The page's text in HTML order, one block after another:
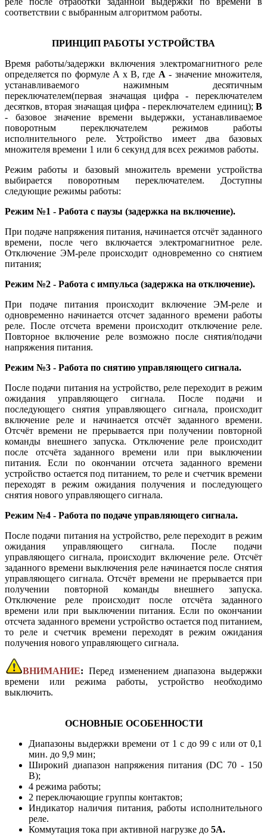
соответствии с выбранным алгоритмом работы.
ПРИНЦИП РАБОТЫ УСТРОЙСТВА
Время работы/задержки включения электромагнитного реле
определяется по формуле A x B, где А - значение множителя,
устанавливаемого нажимным десятичным
переключателем(первая значащая цифра - переключателем
десятков, вторая значащая цифра - переключателем единиц); В
- базовое значение времени выдержки, устанавливаемое
поворотным переключателем режимов работы
исполнительного реле. Устройство имеет два базовых
множителя времени 1 или 6 секунд для всех режимов работы.
Режим работы и базовый множитель времени устройства
выбирается поворотным переключателем. Доступны
следующие режимы работы:
Режим №1 - Работа с паузы (задержка на включение).
При подаче напряжения питания, начинается отсчёт заданного
времени, после чего включается электромагнитное реле.
Отключение ЭМ-реле происходит одновременно со снятием
питания;
Режим №2 - Работа с импульса (задержка на отключение).
При подаче питания происходит включение ЭМ-реле и
одновременно начинается отсчет заданного времени работы
реле. После отсчета времени происходит отключение реле.
Повторное включение реле возможно после снятия/подачи
напряжения питания.
Режим №3 - Работа по снятию управляющего сигнала.
После подачи питания на устройство, реле переходит в режим
ожидания управляющего сигнала. После подачи и
последующего снятия управляющего сигнала, происходит
включение реле и начинается отсчёт заданного времени.
Отсчёт времени не прерывается при получении повторной
команды внешнего запуска. Отключение реле происходит
после отсчёта заданного времени или при выключении
питания. Если по окончании отсчета заданного времени
устройство остается под питанием, то реле и счетчик времени
переходят в режим ожидания получения и последующего
снятия нового управляющего сигнала.
Режим №4 - Работа по подаче управляющего сигнала.
После подачи питания на устройство, реле переходит в режим
ожидания управляющего сигнала. После подачи
управляющего сигнала, происходит включение реле. Отсчёт
заданного времени выключения реле начинается после снятия
управляющего сигнала. Отсчёт времени не прерывается при
получении повторной команды внешнего запуска.
Отключение реле происходит после отсчёта заданного
времени или при выключении питания. Если по окончании
отсчета заданного времени устройство остается под питанием,
то реле и счетчик времени переходят в режим ожидания
получения нового управляющего сигнала.
ВНИМАНИЕ: Перед изменением диапазона выдержки
времени или режима работы, устройство необходимо
выключить.
ОСНОВНЫЕ ОСОБЕННОСТИ
Диапазоны выдержки времени от 1 с до 99 с или от 0,1
мин. до 9,9 мин;
Широкий диапазон напряжения питания (DC 70 - 150
В);
4 режима работы;
2 переключающие группы контактов;
Индикатор наличия питания, работы исполнительного
реле.
Коммутация тока при активной нагрузке до 5А.